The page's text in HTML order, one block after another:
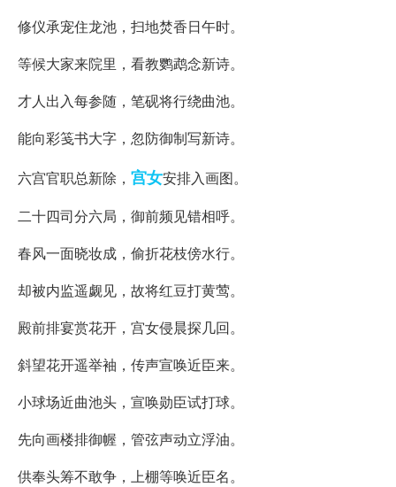
修仪承宠住龙池，扫地焚香日午时。
等候大家来院里，看教鹦鹉念新诗。
才人出入每参随，笔砚将行绕曲池。
能向彩笺书大字，忽防御制写新诗。
六宫官职总新除， 宫女安排入画图。
二十四司分六局，御前频见错相呼。
春风一面晓妆成，偷折花枝傍水行。
却被内监遥觑见，故将红豆打黄莺。
殿前排宴赏花开，宫女侵晨探几回。
斜望花开遥举袖，传声宣唤近臣来。
小球场近曲池头，宣唤勋臣试打球。
先向画楼排御幄，管弦声动立浮油。
供奉头筹不敢争，上棚等唤近臣名。